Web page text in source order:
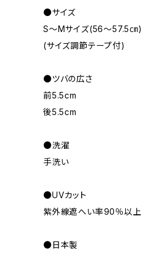
●サイズ
S～Mサイズ(56～57.5㎝)
(サイズ調節テープ付)
●ツバの広さ
前5.5cm
後5.5cm
●洗濯
手洗い
●UVカット
紫外線遮へい率90％以上
●日本製